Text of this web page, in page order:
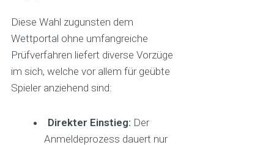
Diese Wahl zugunsten dem
Wettportal ohne umfangreiche
Prüfverfahren liefert diverse Vorzüge
im sich, welche vor allem für geübte
Spieler anziehend sind:
Direkter Einstieg: Der
Anmeldeprozess dauert nur